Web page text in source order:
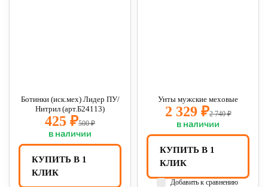
Ботинки (иск.мех) Лидер ПУ/
Нитрил (арт.Б24113)
425 ₽500 ₽
в наличии
КУПИТЬ В 1
КЛИК
Унты мужские меховые
2 329 ₽2 740 ₽
в наличии
КУПИТЬ В 1
КЛИК
Добавить к сравнению